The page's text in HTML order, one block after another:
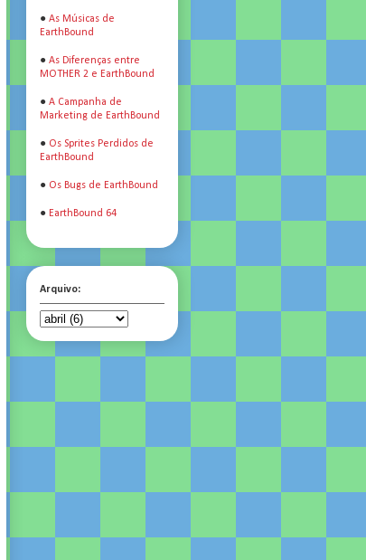
● As Músicas de
EarthBound
● As Diferenças entre
MOTHER 2 e EarthBound
● A Campanha de
Marketing de EarthBound
● Os Sprites Perdidos de
EarthBound
● Os Bugs de EarthBound
● EarthBound 64
Arquivo: